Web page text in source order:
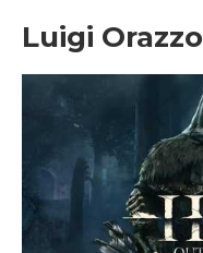
Luigi Orazzo